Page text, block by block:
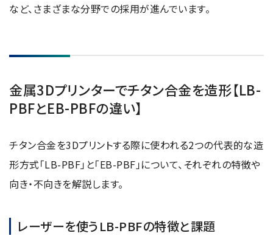
材料生成機器 (ナノ粒子合成／ナノ粒子表面改質・電子ビー
ム溶解)
導入事例
Interview
カタログダウンロード
など、さまざまな分野での採用が進んでいます。
金属3Dプリンターでチタン合金を造形【LB-
PBFとEB-PBFの違い】
チタン合金を3Dプリントする際に使われる2つの代表的な造
形方式「LB-PBF」と「EB-PBF」について、それぞれの特徴や
向き・不向きを解説します。
レーザーを使うLB-PBFの特徴と課題